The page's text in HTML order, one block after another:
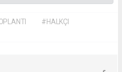
#HALKÇI